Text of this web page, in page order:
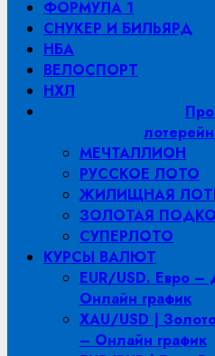
ФОРМУЛА 1
СНУКЕР И БИЛЬЯРД
НБА
ВЕЛОСПОРТ
НХЛ
МЕЧТАЛЛИОН
РУССКОЕ ЛОТО
ЖИЛИЩНАЯ
ЗОЛОТАЯ
СУПЕРЛОТО
КУРСЫ ВАЛЮТ
EUR/USD. Евро –
Онлайн график
XAU/USD |
– Онлайн график